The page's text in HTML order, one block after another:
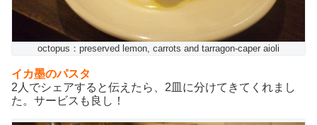
octopus：preserved lemon, carrots and tarragon-caper aioli
イカ墨のパスタ
2人でシェアすると伝えたら、2皿に分けてきてくれまし
た。サービスも良し！